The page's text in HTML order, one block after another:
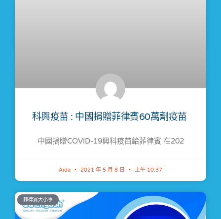
科興疫苗 : 中國捐贈菲律賓60萬劑疫苗 ​
中國捐贈COVID-19興科疫苗給菲律賓 在202
Aida 2021 年 5 月 8 日 上午 10:37
菲律賓大小事